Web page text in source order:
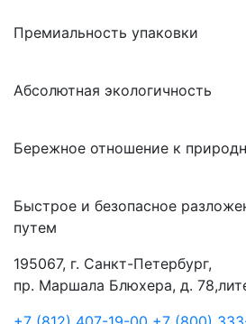
Премиальность упаковки
Абсолютная экологичность
Бережное отношение к
Быстрое и безопасное
путем
195067, г. Санкт-Петербург,
пр. Маршала Блюхера, д.